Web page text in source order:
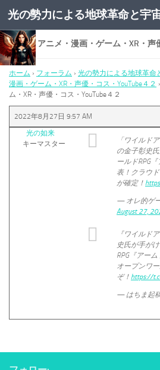
コンテンツへスキップ
光の勢力による地球革命と宇
返信先: アニメ・漫画・ゲーム・XR・声
ホーム › フォーラム › 光の勢力による地球革
漫画・ゲーム・XR・声優・コス・YouTube４２ ›
ム・XR・声優・コス・YouTube４２
2022年8月27日 9:57 AM
光の如来
キーマスター
「ワイルド
の金子彰史
ールドRPG
表！クラウ
が確定！
— オレ的ゲ
August 27,
『ワイルド
史氏が手が
RPG『アー
オープンワ
ぞ！ https://
— はちま起